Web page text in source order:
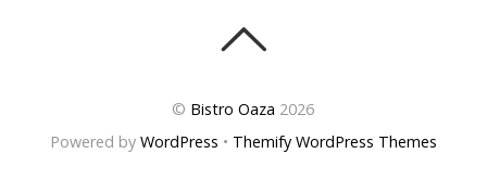
© Bistro Oaza 2026
Powered by WordPress • Themify WordPress Themes